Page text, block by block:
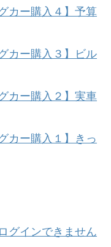
カー購入４】予算
カー購入３】ビル
カー購入２】実車
カー購入１】きっ
グインできません